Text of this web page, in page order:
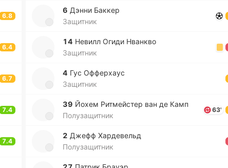
6.8
6.4
6.7
7.4
7.4
6 Дэнни Баккер
Защитник
14 Невилл Огиди Нва­нкво
Защитник
4 Гус Оффе­рхаус
Защитник
39 Йохем Ри­тмей­стер ван де Камп
Полузащитник
63'
2 Джефф Ха­рде­вельд
Полузащитник